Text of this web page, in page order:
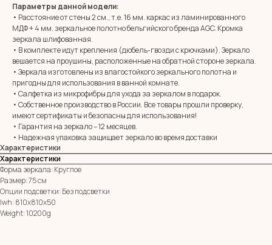
Параметры данной модели:
• Расстояние от стены 2 см., т.е. 16 мм. каркас из ламинированного
МДФ + 4 мм. зеркальное полотно бельгийского бренда AGC. Кромка
зеркала шлифованная.
• В комплекте идут крепления (дюбель-гвозди с крючками). Зеркало
вешается на проушины, расположенные на обратной стороне зеркала.
• Зеркала изготовлены из влагостойкого зеркального полотна и
пригодны для использования в ванной комнате.
• Салфетка из микрофибры для ухода за зеркалом в подарок.
• Собственное производство в России. Все товары прошли проверку,
имеют сертификаты и безопасны для использования!
• Гарантия на зеркало – 12 месяцев.
• Надежная упаковка защищает зеркало во время доставки
Характеристики
Характеристики
Форма зеркала: Круглое
Размер: 75 см
Опции подсветки: Без подсветки
lwh: 810x810x50
Weight: 10200g
MIRROR ROOM
+7 (961) 595-72-73
E-mail:
Адрес: 350037, г. Краснодар,
х. им. Ленина, ДНТ Виктория,
ул. Казачья, д. 2А
zerkala@ksk23.ru
Остались вопросы?
Оставь заявку и мы с Вами свяжемся